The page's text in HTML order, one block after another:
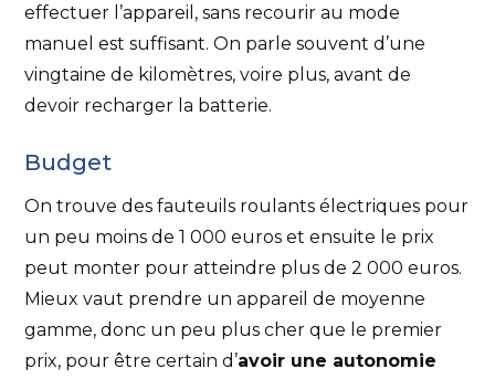
effectuer l’appareil, sans recourir au mode
manuel est suffisant. On parle souvent d’une
vingtaine de kilomètres, voire plus, avant de
devoir recharger la batterie.
Budget
On trouve des fauteuils roulants électriques pour
un peu moins de 1 000 euros et ensuite le prix
peut monter pour atteindre plus de 2 000 euros.
Mieux vaut prendre un appareil de moyenne
gamme, donc un peu plus cher que le premier
prix, pour être certain d’avoir une autonomie